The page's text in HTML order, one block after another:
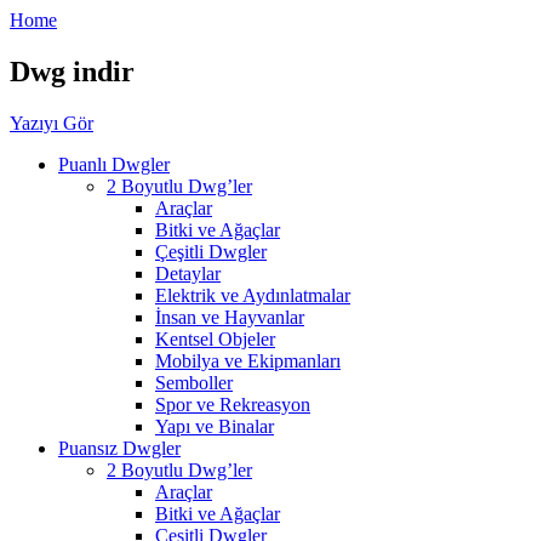
Home
Dwg indir
Yazıyı Gör
Puanlı Dwgler
2 Boyutlu Dwg’ler
Araçlar
Bitki ve Ağaçlar
Çeşitli Dwgler
Detaylar
Elektrik ve Aydınlatmalar
İnsan ve Hayvanlar
Kentsel Objeler
Mobilya ve Ekipmanları
Semboller
Spor ve Rekreasyon
Yapı ve Binalar
Puansız Dwgler
2 Boyutlu Dwg’ler
Araçlar
Bitki ve Ağaçlar
Çeşitli Dwgler